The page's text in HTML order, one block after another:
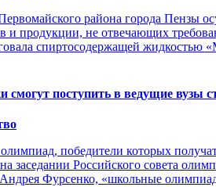
района города Пензы
и продукции, не отвечающих
спиртосодержащей
смогут поступить в ведущие вузы
победители которых
заседании Российского совета
Фурсенко, «школьные